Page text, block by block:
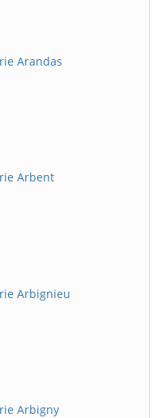
Arandas
Arbent
Arbignieu
Arbigny